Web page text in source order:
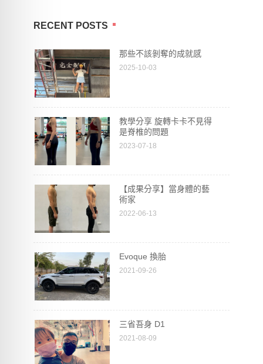
RECENT POSTS
那些不該剝奪的成就感
2025-10-03
教學分享 旋轉卡卡不見得
是脊椎的問題
2023-07-18
【成果分享】當身體的藝
術家
2022-06-13
Evoque 換胎
2021-09-26
三省吾身 D1
2021-08-09